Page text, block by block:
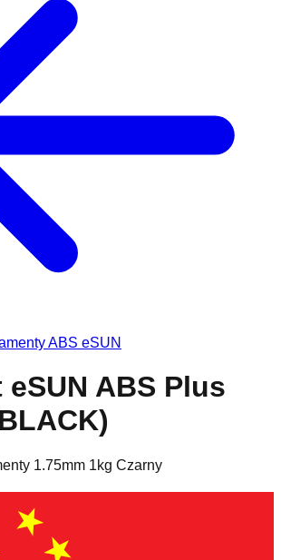
ABS eSUN
ABS Plus
1.75mm 1kg Czarny